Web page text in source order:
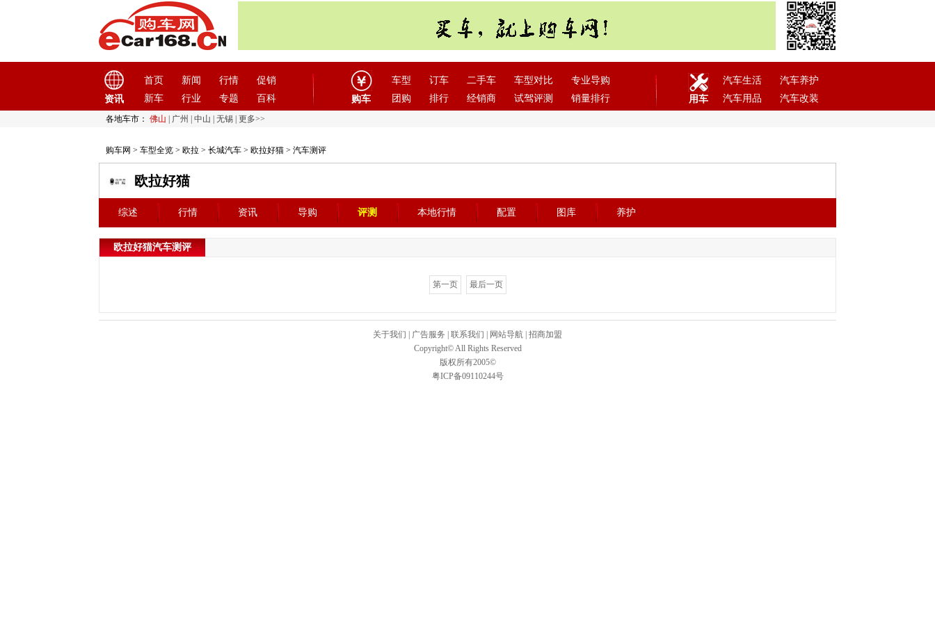
资讯
首页 新闻 行情
促销
新车
行业 专题 百科 购车
车型 订车 二手车 车型对比
专业导购
团购
排行 经销商 试驾评测 销量排行 用车
汽车生活
汽车养护
汽车用品
汽车改装
各地车市： 佛山 广州 中山 无锡 更多>>
购车网 > 车型全览 > 欧拉 > 长城汽车 > 欧拉好猫 > 汽车测评
欧拉好猫
综述 行情 资讯 导购 评测 本地行情 配置 图库 养护
欧拉好猫汽车测评
第一页 最后一页
关于我们 广告服务 联系我们 网站导航 招商加盟
Copyright© All Rights Reserved
版权所有2005©
粤ICP备09110244号